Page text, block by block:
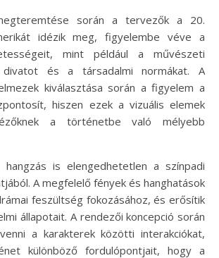
során a tervezők a 20.
idézik meg, figyelembe véve a
mint például a művészeti
divatot és a társadalmi normákat. A
kiválasztása során a figyelem a
hiszen ezek a vizuális elemek
a történetbe való mélyebb
is elengedhetetlen a színpadi
A megfelelő fények és hanghatások
feszültség fokozásához, és erősítik
állapotait. A rendezői koncepció során
a karakterek közötti interakciókat,
különböző fordulópontjait, hogy a